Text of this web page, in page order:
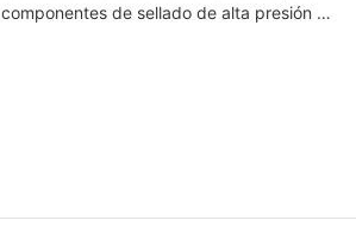
componentes de sellado de alta presión en